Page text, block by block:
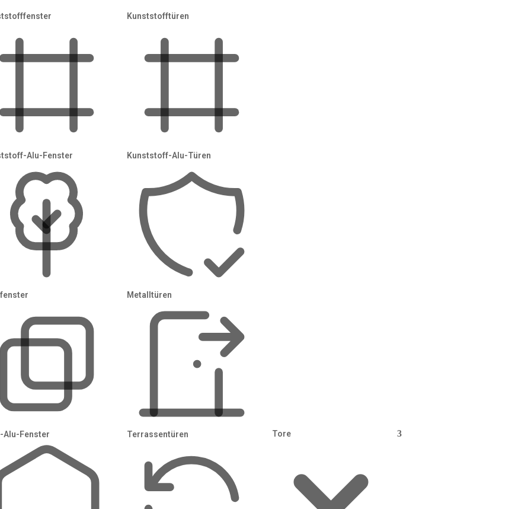
Alu-Fenster
Alu-Fenster
Kunststofftüren
Kunststoff-Alu-Türen
Metalltüren
Terrassentüren Tore
Haustechnik gehört
effizienter und zukunftsfähig. Eine Klimaanlage sorgt für angenehme Temperaturen im
in der eigenen Garage, und Smart-Home-Systeme steuern Heizung, Beleuchtung und
in fast allen Fällen einen Fachbetrieb — sei es wegen elektrischer Anschlüsse, baulicher Eingriffe
Fachbetriebe für Ihr Vorhaben. Sie geben Ihre Wünsche an, wir vermitteln drei vergleichbare
Wallbox
Ladestation für Ihr Elektroauto: 11-kW-, 22-kW-
oder PV-fähige Wallbox vom zertifizierten
Angebote anfragen →
sichert Ihnen bis zu
6.000 €